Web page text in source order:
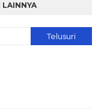
LAINNYA